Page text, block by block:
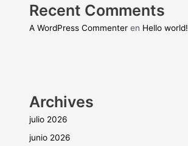
Recent Comments
A WordPress Commenter en Hello world!
Archives
julio 2026
junio 2026